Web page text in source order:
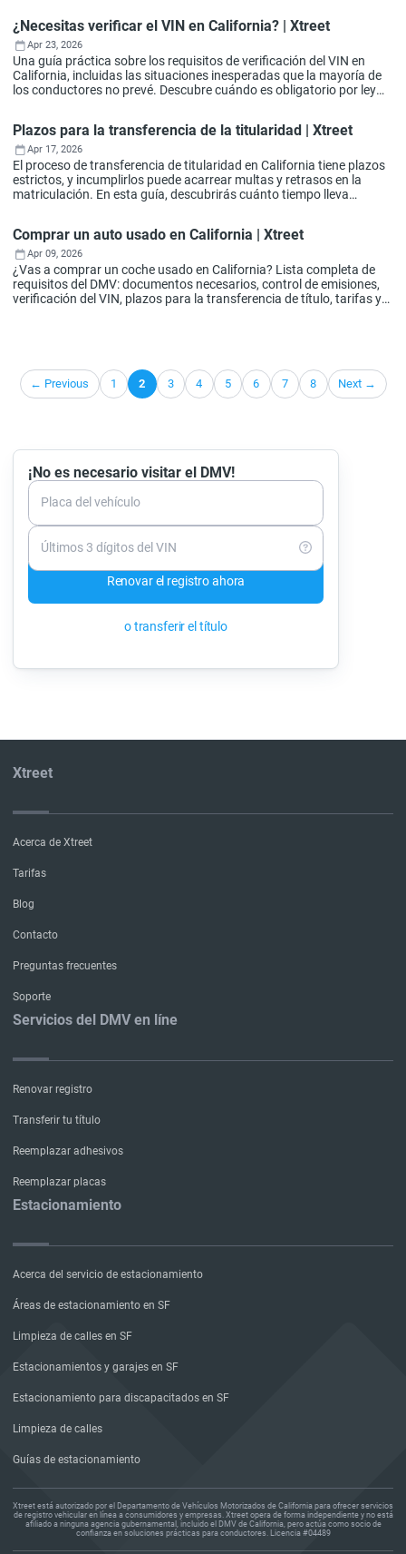
incluida la renovación en línea a través de Xtreet.
¿Necesitas verificar el VIN en California? | Xtreet
Apr 23, 2026
Una guía práctica sobre los requisitos de verificación del VIN en
California, incluidas las situaciones inesperadas que la mayoría de
los conductores no prevé. Descubre cuándo es obligatorio por ley
comunes siguiendo los pasos recomendados por expertos.
Plazos para la transferencia de la titularidad | Xtreet
Apr 17, 2026
El proceso de transferencia de titularidad en California tiene plazos
estrictos, y incumplirlos puede acarrear multas y retrasos en la
matriculación. En esta guía, descubrirás cuánto tiempo lleva
proceso.
Comprar un auto usado en California | Xtreet
Apr 09, 2026
¿Vas a comprar un coche usado en California? Lista completa de
requisitos del DMV: documentos necesarios, control de emisiones,
verificación del VIN, plazos para la transferencia de título, tarifas y
← Previous 1 2 3 4 5 6 7 8 Next →
¡No es necesario visitar el DMV!
Placa del vehículo
Últimos 3 dígitos del VIN
Renovar el registro ahora
o transferir el título
Xtreet
Acerca de Xtreet
Tarifas
Blog
Contacto
Preguntas frecuentes
Soporte
Servicios del DMV en líne
Renovar registro
Transferir tu título
Reemplazar adhesivos
Reemplazar placas
Estacionamiento
Acerca del servicio de estacionamiento
Áreas de estacionamiento en SF
Limpieza de calles en SF
Estacionamientos y garajes en SF
Estacionamiento para discapacitados en SF
Limpieza de calles
Guías de estacionamiento
Xtreet está autorizado por el Departamento de Vehículos Motorizados de California para ofrecer servicios
de registro vehicular en línea a consumidores y empresas. Xtreet opera de forma independiente y no está
afiliado a ninguna agencia gubernamental, incluido el DMV de California, pero actúa como socio de
confianza en soluciones prácticas para conductores. Licencia #04489